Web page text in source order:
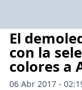
El
con la
colores a
06 Abr 2017 -